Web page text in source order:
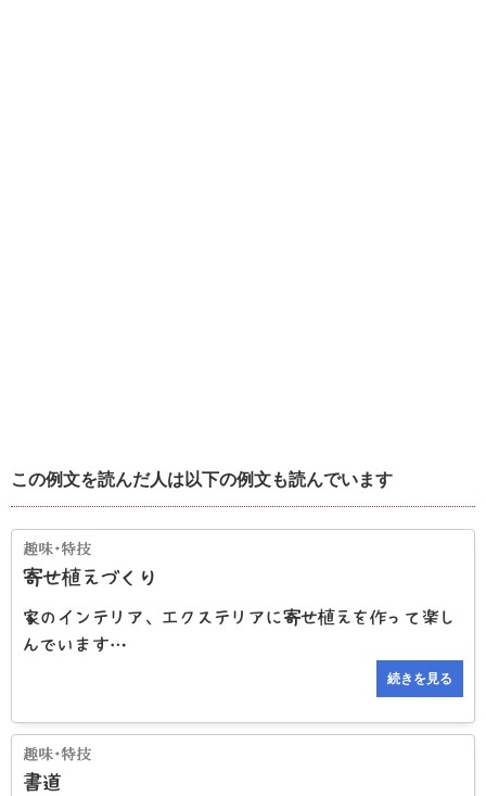
この例文を読んだ人は以下の例文も読んでいます
寄せ植えづくり
家のインテリア、エクステリアに寄せ植えを作って楽し
んでいます…
続きを見る
書道